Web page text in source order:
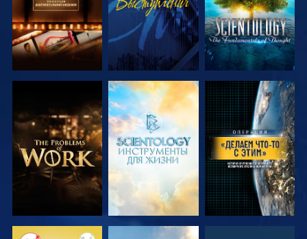
СМОТРЕТЬ
ПЕРЕДАЧИ
СМОТРЕТЬ
ПЕРЕДАЧИ
СМОТРЕТЬ